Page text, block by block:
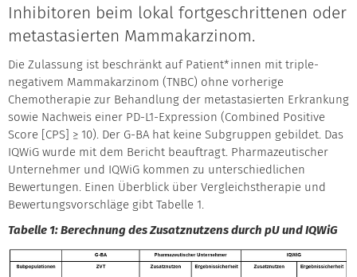
Inhibitoren beim lokal fortgeschrittenen oder
metastasierten Mammakarzinom.
Die Zulassung ist beschränkt auf Patient*innen mit triple-
negativem Mammakarzinom (TNBC) ohne vorherige
Chemotherapie zur Behandlung der metastasierten Erkrankung
sowie Nachweis einer PD-L1-Expression (Combined Positive
Score [CPS] ≥ 10). Der G-BA hat keine Subgruppen gebildet. Das
IQWiG wurde mit dem Bericht beauftragt. Pharmazeutischer
Unternehmer und IQWiG kommen zu unterschiedlichen
Bewertungen. Einen Überblick über Vergleichstherapie und
Bewertungsvorschläge gibt Tabelle 1.
Tabelle 1: Berechnung des Zusatznutzens durch pU und IQWiG